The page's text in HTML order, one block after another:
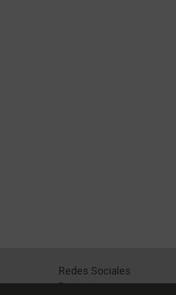
Redes Sociales
Facebook